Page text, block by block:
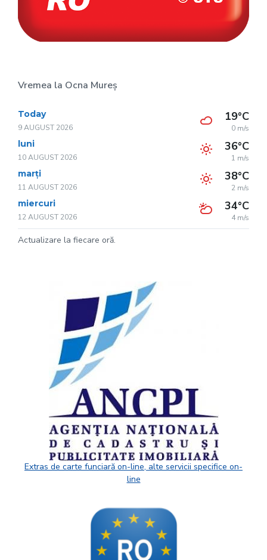
Vremea la Ocna Mureș
Today
9 AUGUST 2026
19°C
0 m/s
luni
10 AUGUST 2026
36°C
1 m/s
marți
11 AUGUST 2026
38°C
2 m/s
miercuri
12 AUGUST 2026
34°C
4 m/s
Actualizare la fiecare oră.
Extras de carte funciară on-line, alte servicii specifice on-
line